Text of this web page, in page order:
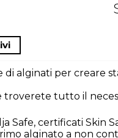
alginati per creare
troverete tutto il
Safe, certificati Skin
alginato a non